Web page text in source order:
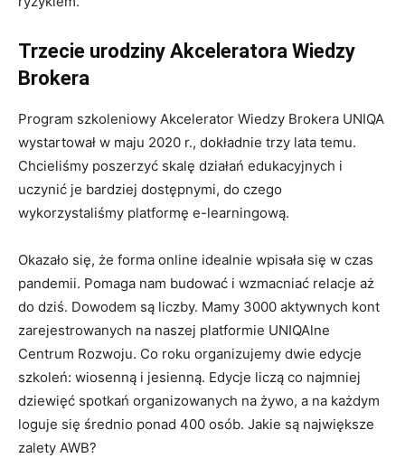
Trzecie urodziny Akceleratora Wiedzy
Brokera
Program szkoleniowy Akcelerator Wiedzy Brokera UNIQA
wystartował w maju 2020 r., dokładnie trzy lata temu.
Chcieliśmy poszerzyć skalę działań edukacyjnych i
uczynić je bardziej dostępnymi, do czego
wykorzystaliśmy platformę e-learningową.
Okazało się, że forma online idealnie wpisała się w czas
pandemii. Pomaga nam budować i wzmacniać relacje aż
do dziś. Dowodem są liczby. Mamy 3000 aktywnych kont
zarejestrowanych na naszej platformie UNIQAlne
Centrum Rozwoju. Co roku organizujemy dwie edycje
szkoleń: wiosenną i jesienną. Edycje liczą co najmniej
dziewięć spotkań organizowanych na żywo, a na każdym
loguje się średnio ponad 400 osób. Jakie są największe
zalety AWB?
Praca w
ubezpieczeniach
ZaakceptujWarunki
korzystania
oraz Polityka
prywatności
Zapisz